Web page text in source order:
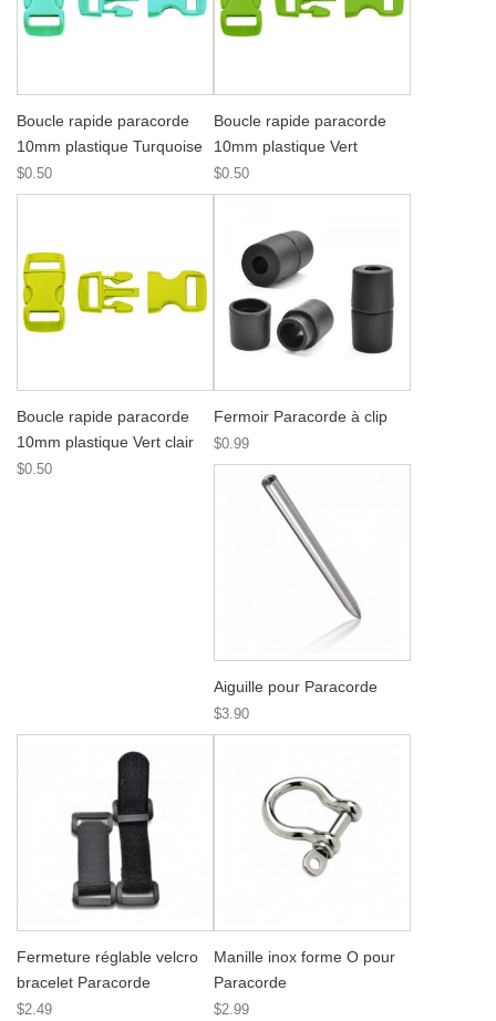
Boucle rapide paracorde
10mm plastique Turquoise
$0.50
Boucle rapide paracorde
10mm plastique Vert
$0.50
Boucle rapide paracorde
10mm plastique Vert clair
$0.50
Fermoir Paracorde à clip
$0.99
Aiguille pour Paracorde
$3.90
Fermeture réglable velcro
bracelet Paracorde
$2.49
Manille inox forme O pour
Paracorde
$2.99